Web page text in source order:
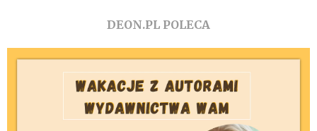
DEON.PL POLECA